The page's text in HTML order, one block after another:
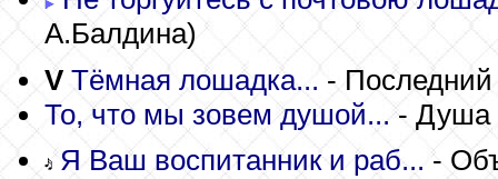
А.Балдина)
V Тёмная лошадка... -
То, что мы зовем душой... - Душа
Я Ваш воспитанник и раб... -